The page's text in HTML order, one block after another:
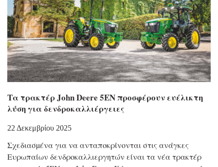
Τα τρακτέρ John Deere 5EN προσφέρουν ευέλικτη
λύση για δενδροκαλλιέργειες
22 Δεκεμβρίου 2025
Σχεδιασµένα για να ανταποκρίνονται στις ανάγκες
Ευρωπαίων δενδροκαλλιεργητών είναι τα νέα τρακτέρ